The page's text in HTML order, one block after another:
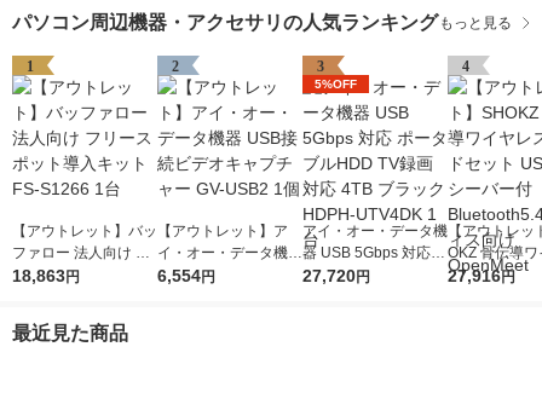
パソコン周辺機器・アクセサリの人気ランキング もっと見る
1
【アウトレット】バッ
ファロー 法人向け フ
リースポット導入キッ
18,863円
2
【アウトレット】ア
イ・オー・データ機器
USB接続ビデオキャ
6,554円
3
5%OFF
アイ・オー・データ機
器 USB 5Gbps 対応
ポータブルHDD TV録
27,720円
4
【アウトレッ
OKZ 骨伝導
スヘッドセッ
27,916円
最近見た商品